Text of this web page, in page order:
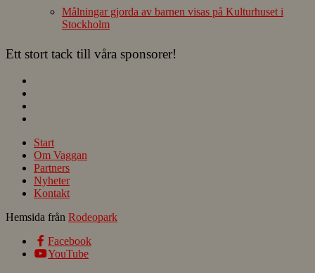
Målningar gjorda av barnen visas på Kulturhuset i
Stockholm
Ett stort tack till våra sponsorer!
Start
Om Vaggan
Partners
Nyheter
Kontakt
Hemsida från Rodeopark
Facebook
YouTube